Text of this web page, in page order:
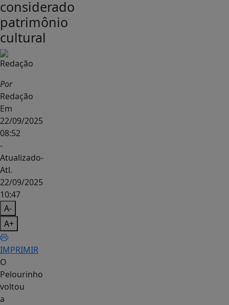
considerado
patrimônio
cultural
Por
Redação
Em
22/09/2025
08:52
-
Atualizado-
Atl.
22/09/2025
10:47
A-
A+
IMPRIMIR
O
Pelourinho
voltou
a